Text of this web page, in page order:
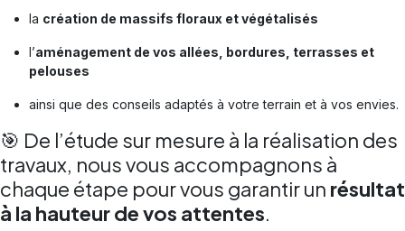
la création de massifs floraux et végétalisés
l’aménagement de vos allées, bordures, terrasses et
pelouses
ainsi que des conseils adaptés à votre terrain et à vos envies.
🎯 De l’étude sur mesure à la réalisation des
travaux, nous vous accompagnons à
chaque étape pour vous garantir un résultat
à la hauteur de vos attentes.